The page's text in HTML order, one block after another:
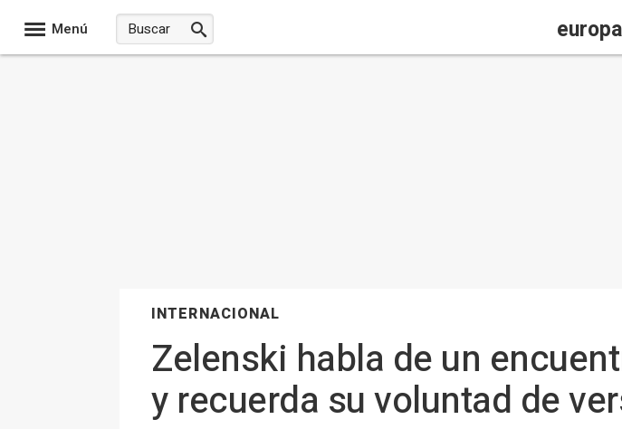
Menú europa
INTERNACIONAL
Zelenski habla de un
y recuerda su voluntad de